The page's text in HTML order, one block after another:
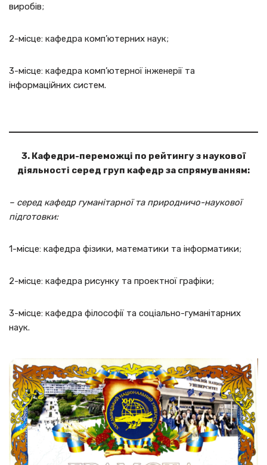
виробів;
2-місце: кафедра комп’ютерних наук;
3-місце: кафедра комп’ютерної інженерії та
інформаційних систем.
3. Кафедри-переможці по рейтингу з наукової
діяльності серед груп кафедр за спрямуванням:
– серед кафедр гуманітарної та природничо-наукової
підготовки:
1-місце: кафедра фізики, математики та інформатики;
2-місце: кафедра рисунку та проектної графіки;
3-місце: кафедра філософії та соціально-гуманітарних
наук.